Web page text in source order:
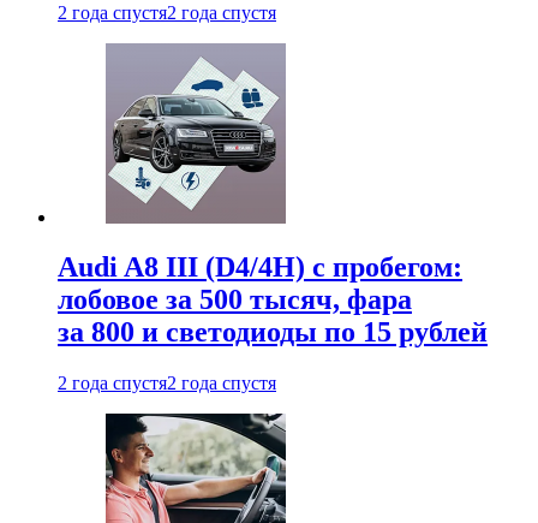
2 года спустя2 года спустя
Audi A8 III (D4/4H) c пробегом:
лобовое за 500 тысяч, фара
за 800 и светодиоды по 15 рублей
2 года спустя2 года спустя